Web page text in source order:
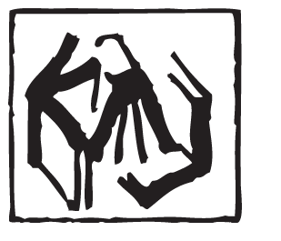
Skip
to
content